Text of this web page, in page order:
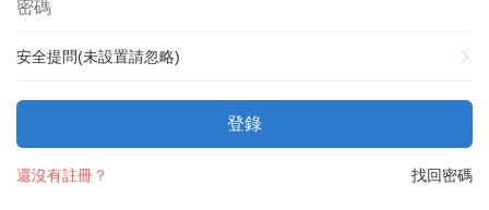
安全提問(未設置請忽略)
登錄
找回密碼
還沒有註冊？